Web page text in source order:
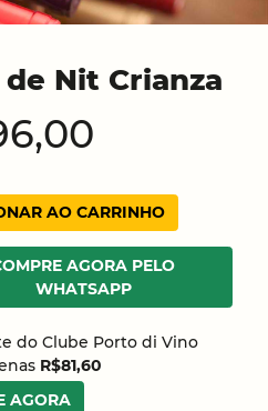
de Nit Crianza
AO CARRINHO
AGORA PELO
WHATSAPP
do Clube Porto di Vino
R$81,60
AGORA